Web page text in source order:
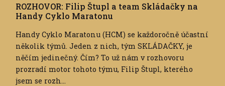
ROZHOVOR: Filip Štupl a team Skládačky na
Handy Cyklo Maratonu
Handy Cyklo Maratonu (HCM) se každoročně účastní
několik týmů. Jeden z nich, tým SKLÁDAČKY, je
něčím jedinečný. Čím? To už nám v rozhovoru
prozradí motor tohoto týmu, Filip Štupl, kterého
jsem se rozh...